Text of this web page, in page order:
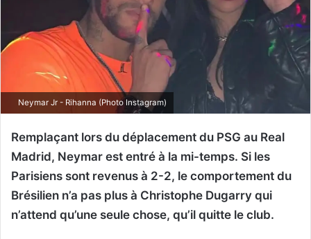
Neymar Jr - Rihanna (Photo Instagram)
Remplaçant lors du déplacement du PSG au Real
Madrid, Neymar est entré à la mi-temps. Si les
Parisiens sont revenus à 2-2, le comportement du
Brésilien n’a pas plus à Christophe Dugarry qui
n’attend qu’une seule chose, qu’il quitte le club.